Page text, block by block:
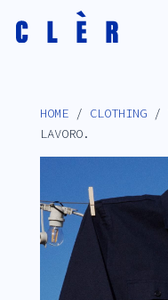
HOME/ CLOTHING/
LAVORO.